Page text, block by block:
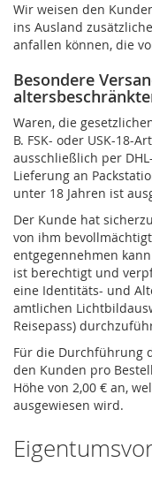
Wir weisen den
ins Ausland
anfallen können, die
Besondere
Waren, die
B. FSK- oder USK-18-
ausschließlich per
Lieferung an
unter 18 Jahren ist
Der Kunde hat
von ihm
entgegennehmen
ist berechtigt und
eine Identitäts- und
amtlichen
Reisepass)
Für die Durchführung
den Kunden pro
Höhe von 2,00 € an,
ausgewiesen wird.